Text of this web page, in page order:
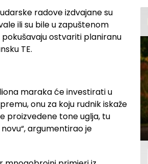
radove izdvajane su
ili su bile u zapuštenom
ostvariti planiranu
TE.
maraka će investirati u
onu za koju rudnik iskaže
proizvedene tone uglja, tu
argumentirao je